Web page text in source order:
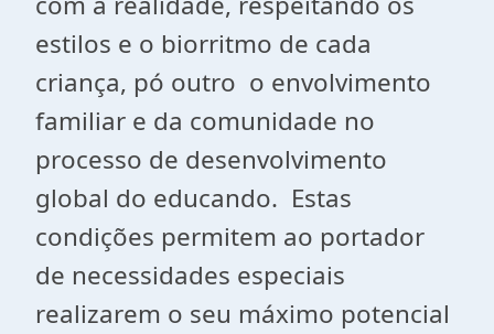
estilos e o biorritmo de cada
criança, pó outro o envolvimento
familiar e da comunidade no
processo de desenvolvimento
global do educando. Estas
condições permitem ao portador
de necessidades especiais
realizarem o seu máximo potencial